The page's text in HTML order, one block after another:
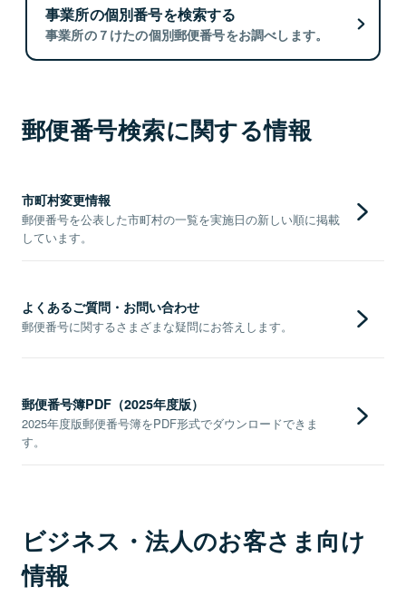
事業所の個別番号を検索する
事業所の７けたの個別郵便番号をお調べします。
郵便番号検索に関する情報
市町村変更情報
郵便番号を公表した市町村の一覧を実施日の新しい順に掲載
しています。
よくあるご質問・お問い合わせ
郵便番号に関するさまざまな疑問にお答えします。
郵便番号簿PDF（2025年度版）
2025年度版郵便番号簿をPDF形式でダウンロードできま
す。
ビジネス・法人のお客さま向け
情報